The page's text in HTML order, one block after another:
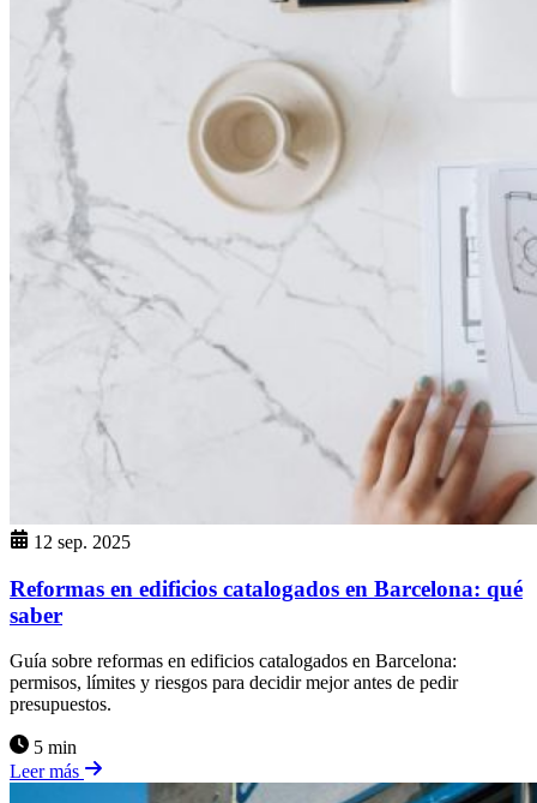
12 sep. 2025
Reformas en edificios catalogados en Barcelona: qué
saber
Guía sobre reformas en edificios catalogados en Barcelona:
permisos, límites y riesgos para decidir mejor antes de pedir
presupuestos.
5 min
Leer más